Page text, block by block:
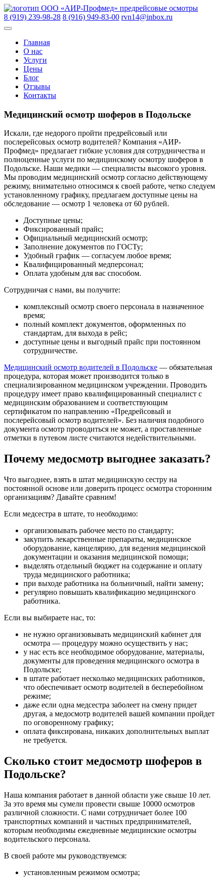
Skip
to
content
ООО «АИР-Профмед» предрейсовые осмотры
8 (919) 239-98-28 8 (916) 949-83-00 rvn14@inbox.ru
Главная
О нас
Услуги
Цены
Блог
Отзывы
Контакты
Медицинский осмотр шоферов в Подольске
Искали, где недорого пройти предрейсовый или
послерейсовых осмотр водителей? Компания «АИР-
Профмед» предлагает гибкие условия для сотрудничества и
полноценные услуги по медицинскому осмотру шоферов в
Подольске. Наши медики — специалисты высокого уровня.
Мы проводим медицинский осмотр согласно действующему
режиму, внимательно относимся к своей работе, четко следуем
установленному графику, предлагаем доступные цены на
обследование — осмотр 1 человека от 60 рублей.
Доступные цены;
Фиксированный прайс;
Официальный медицинский осмотр;
Заполнение документов по ГОСТу;
Удобный график — согласуем любое время;
Квалифицированный медперсонал;
Оплата удобным для вас способом.
Сотрудничая с нами, вы получите:
комплексный осмотр своего персонала в назначенное
время;
полный комплект документов, оформленных по
стандартам, для выхода в рейс;
доступные цены и выгодный прайс при постоянном
сотрудничестве.
Медицинский осмотр водителей в Подольске — обязательная
процедура, которая может производится только в
специализированном медицинском учреждении. Проводить
процедуру имеет право квалифицированный специалист с
медицинским образованием и соответствующим
сертификатом по направлению «Предрейсовый и
послерейсовый осмотр водителей». Без наличия подобного
документа осмотр проводиться не может, а проставленные
отметки в путевом листе считаются недействительными.
Почему медосмотр выгоднее заказать?
Что выгоднее, взять в штат медицинскую сестру на
постоянной основе или доверить процесс осмотра сторонним
организациям? Давайте сравним!
Если медсестра в штате, то необходимо:
организовывать рабочее место по стандарту;
закупить лекарственные препараты, медицинское
оборудование, канцелярию, для ведения медицинской
документации и оказания медицинской помощи;
выделять отдельный бюджет на содержание и оплату
труда медицинского работника;
при выходе работника на больничный, найти замену;
регулярно повышать квалификацию медицинского
работника.
Если вы выбираете нас, то:
не нужно организовывать медицинский кабинет для
осмотра — процедуру можно осуществить у нас;
у нас есть все необходимое оборудование, материалы,
документы для проведения медицинского осмотра в
Подольске;
в штате работает несколько медицинских работников,
что обеспечивает осмотр водителей в бесперебойном
режиме;
даже если одна медсестра заболеет на смену придет
другая, а медосмотр водителей вашей компании пройдет
по оговоренному графику;
оплата фиксирована, никаких дополнительных выплат
не требуется.
Сколько стоит медосмотр шоферов в
Подольске?
Наша компания работает в данной области уже свыше 10 лет.
За это время мы сумели провести свыше 10000 осмотров
различной сложности. С нами сотрудничает более 100
транспортных компаний и частных предпринимателей,
которым необходимы ежедневные медицинские осмотры
водительского персонала.
В своей работе мы руководствуемся:
установленным режимом осмотра;